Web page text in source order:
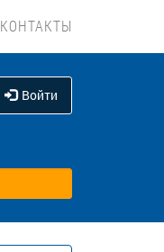
КОНТАКТЫ
Войти